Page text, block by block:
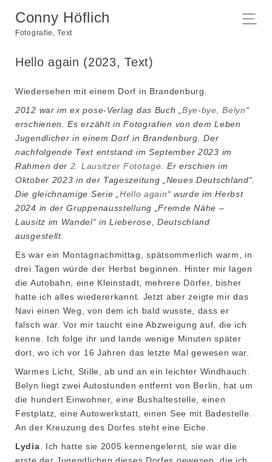
Conny Höflich
Fotografie, Text
Hello again (2023, Text)
Wiedersehen mit einem Dorf in Brandenburg.
2012 war im ex pose-Verlag das Buch „ Bye-bye, Belyn“
erschienen. Es erzählt in Fotografien von dem Leben
Jugendlicher in einem Dorf in Brandenburg. Der
nachfolgende Text entstand im September 2023 im
Rahmen der 2. Lausitzer Fototage . Er erschien im
Oktober 2023 in der Tageszeitung „Neues Deutschland“.
Die gleichnamige Serie „ Hello again“ wurde im Herbst
2024 in der Gruppenausstellung „Fremde Nähe –
Lausitz im Wandel“ in Lieberose, Deutschland
ausgestellt.
Es war ein Montagnachmittag, spätsommerlich warm, in
drei Tagen würde der Herbst beginnen. Hinter mir lagen
die Autobahn, eine Kleinstadt, mehrere Dörfer, bisher
hatte ich alles wiedererkannt. Jetzt aber zeigte mir das
Navi einen Weg, von dem ich bald wusste, dass er
falsch war. Vor mir taucht eine Abzweigung auf, die ich
kenne. Ich folge ihr und lande wenige Minuten später
dort, wo ich vor 16 Jahren das letzte Mal gewesen war.
Warmes Licht, Stille, ab und an ein leichter Windhauch.
Belyn liegt zwei Autostunden entfernt von Berlin, hat um
die hundert Einwohner, eine Bushaltestelle, einen
Festplatz, eine Autowerkstatt, einen See mit Badestelle.
An der Kreuzung des Dorfes steht eine Eiche.
Lydia . Ich hatte sie 2005 kennengelernt, sie war die